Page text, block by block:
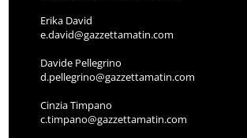
Erika David
e.david@gazzettamatin.com
Davide Pellegrino
d.pellegrino@gazzettamatin.com
Cinzia Timpano
c.timpano@gazzettamatin.com